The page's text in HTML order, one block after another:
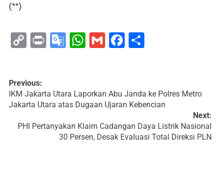
(**)
CopyPrintGoogle
WhatsApp
GmailFacebook
Previous:
IKM Jakarta Utara Laporkan Abu Janda ke Polres Metro
Jakarta Utara atas Dugaan Ujaran Kebencian
Next:
PHI Pertanyakan Klaim Cadangan Daya Listrik Nasional
30 Persen, Desak Evaluasi Total Direksi PLN